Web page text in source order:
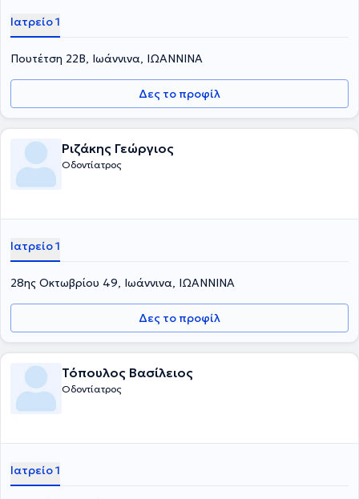
Ιατρείο 1
Πουτέτση 22Β, Ιωάννινα, ΙΩΑΝΝΙΝΑ
Δες το προφίλ
Ριζάκης Γεώργιος
Οδοντίατρος
Ιατρείο 1
28ης Οκτωβρίου 49, Ιωάννινα, ΙΩΑΝΝΙΝΑ
Δες το προφίλ
Τόπουλος Βασίλειος
Οδοντίατρος
Ιατρείο 1